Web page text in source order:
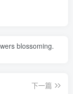
blossoming.
下一篇